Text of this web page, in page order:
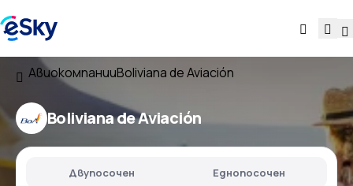
АвиокомпанииBoliviana de Aviación
Boliviana de Aviación
Двупосочен Еднопосочен